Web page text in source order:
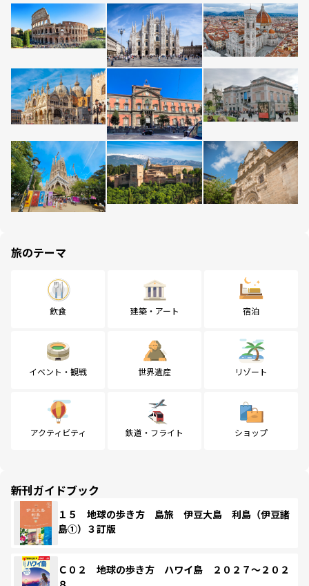
旅のテーマ
飲食 建築・アート 宿泊
イベント・観戦 世界遺産 リゾート
アクティビティ 鉄道・フライト ショップ
新刊ガイドブック
１５ 地球の歩き方 島旅 伊豆大島 利島（伊豆諸
島①）３訂版
Ｃ０２ 地球の歩き方 ハワイ島 ２０２７～２０２